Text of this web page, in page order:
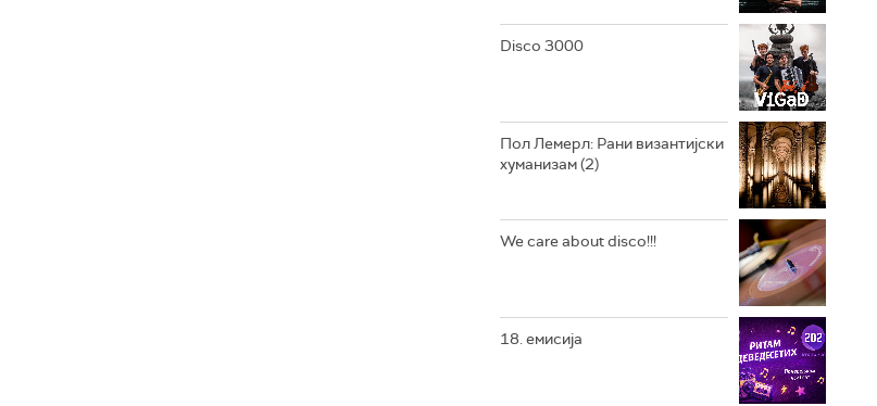
РАДИО ЏЕЗЕР
Disco 3000
Пол Лемерл: Рани византијски
хуманизам (2)
We care about disco!!!
18. емисија